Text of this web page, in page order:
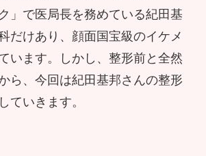
」で医局長を務めている紀田基
だけあり、顔面国宝級のイケメ
います。しかし、整形前と全然
ら、今回は紀田基邦さんの整形
ていきます。